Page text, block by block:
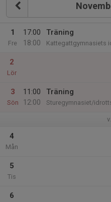
1
Fre
17:00
18:00
Träning
Kattegattgymnasiets
2
Lör
3
Sön
11:00
12:00
Träning
Sturegymnasiet/
4
Mån
5
Tis
6